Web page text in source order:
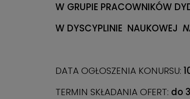
W GRUPIE PRACOWNIKÓW
W DYSCYPLINIE NAUKOWEJ
DATA OGŁOSZENIA KONURSU:
TERMIN SKŁADANIA OFERT: do